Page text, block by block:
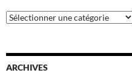
Catégories
ARCHIVES